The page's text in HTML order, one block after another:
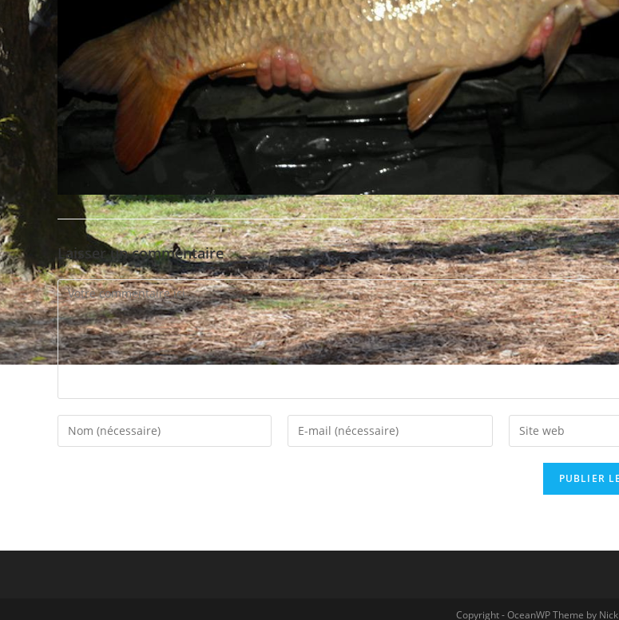
Laisser un commentaire
Copyright - OceanWP Theme by Nick